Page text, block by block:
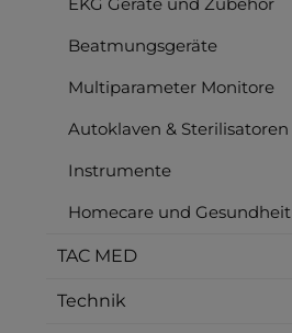
Beatmungsgeräte
Multiparameter Monitore
Autoklaven & Sterilisatoren
Instrumente
Homecare und Gesundheit
TAC MED
Technik